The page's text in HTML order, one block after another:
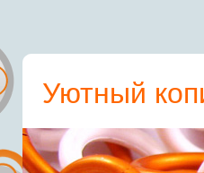
Уютный
пресс-